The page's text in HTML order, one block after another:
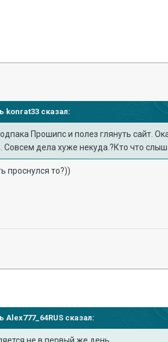
konrat33 сказал:
Прошипс и полез глянуть сайт.
Совсем дела хуже некуда.?Кто что
проснулся то?))
Alex777_64RUS сказал: